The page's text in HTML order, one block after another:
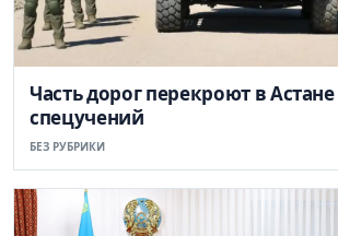
Часть дорог перекроют в Астане
спецучений
БЕЗ РУБРИКИ